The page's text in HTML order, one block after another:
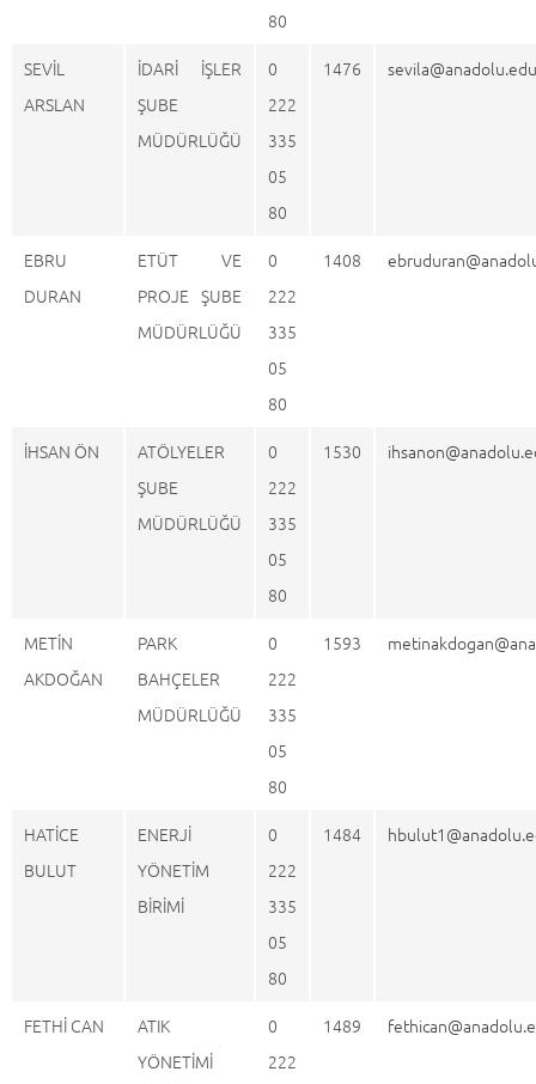
80
SEVİL
ARSLAN
İDARİ İŞLER
ŞUBE
MÜDÜRLÜĞÜ
0
222
335
05
80
1476
EBRU
DURAN
ETÜT VE
PROJE ŞUBE
MÜDÜRLÜĞÜ
0
222
335
05
80
1408
İHSAN ÖN
ATÖLYELER
ŞUBE
MÜDÜRLÜĞÜ
0
222
335
05
80
1530
METİN
AKDOĞAN
PARK
BAHÇELER
MÜDÜRLÜĞÜ
0
222
335
05
80
1593
HATİCE
BULUT
ENERJİ
YÖNETİM
BİRİMİ
0
222
335
05
80
1484
FETHİ CAN
ATIK
YÖNETİMİ
0
222
1489